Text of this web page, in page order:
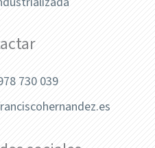
730 039